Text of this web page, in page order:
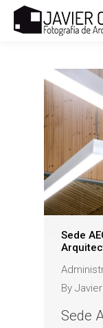
Sede
By
Sede